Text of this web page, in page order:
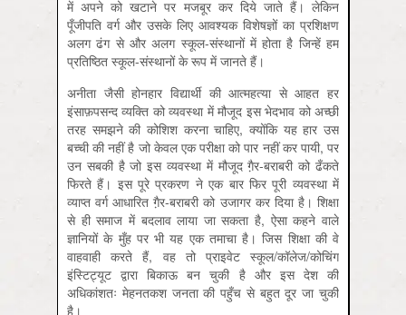
में अपने को खटाने पर मजबूर कर दिये जाते हैं। लेकिन
पूँजीपति वर्ग और उसके लिए आवश्यक विशेषज्ञों का प्रशिक्षण
अलग ढंग से और अलग स्कूल-संस्थानों में होता है जिन्हें हम
प्रतिष्ठित स्कूल-संस्थानों के रूप में जानते हैं।
अनीता जैसी होनहार विद्यार्थी की आत्महत्या से आहत हर
इंसाफ़पसन्द व्यक्ति को व्यवस्था में मौजूद इस भेदभाव को अच्छी
तरह समझने की कोशिश करना चाहिए, क्योंकि यह हार उस
बच्ची की नहीं है जो केवल एक परीक्षा को पार नहीं कर पायी, पर
उन सबकी है जो इस व्यवस्था में मौजूद गै़र-बराबरी को ढँकते
फिरते हैं। इस पूरे प्रकरण ने एक बार फिर पूरी व्यवस्था में
व्याप्त वर्ग आधारित गै़र-बराबरी को उजागर कर दिया है। शिक्षा
से ही समाज में बदलाव लाया जा सकता है, ऐसा कहने वाले
ज्ञानियों के मुँह पर भी यह एक तमाचा है। जिस शिक्षा की वे
वाहवाही करते हैं, वह तो प्राइवेट स्कूल/कॉलेज/कोचिंग
इंस्टिट्यूट द्वारा बिकाऊ बन चुकी है और इस देश की
अधिकांशतः मेहनतकश जनता की पहुँच से बहुत दूर जा चुकी
है।